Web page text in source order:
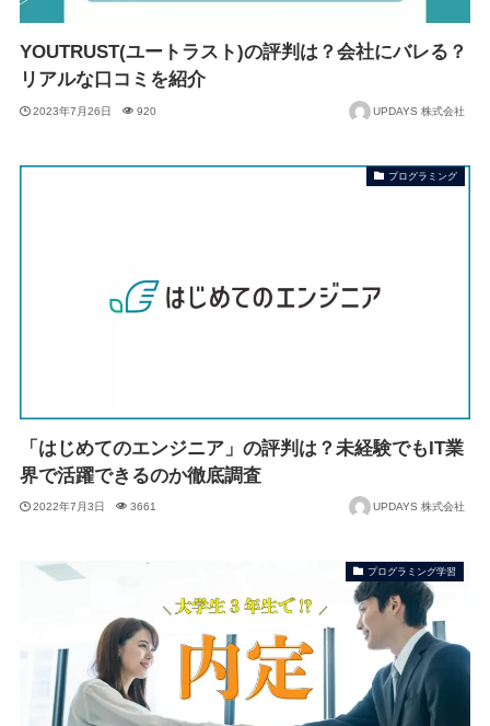
YOUTRUST(ユートラスト)の評判は？会社にバレる？
リアルな口コミを紹介
2023年7月26日 920 UPDAYS 株式会社
プログラミング
「はじめてのエンジニア」の評判は？未経験でもIT業
界で活躍できるのか徹底調査
2022年7月3日 3661 UPDAYS 株式会社
プログラミング学習